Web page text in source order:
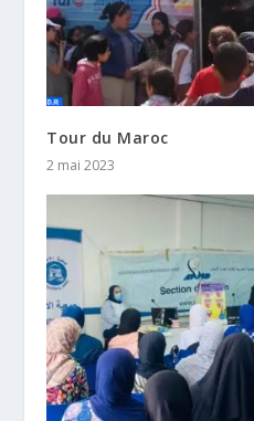
Tour du Maroc
2 mai 2023